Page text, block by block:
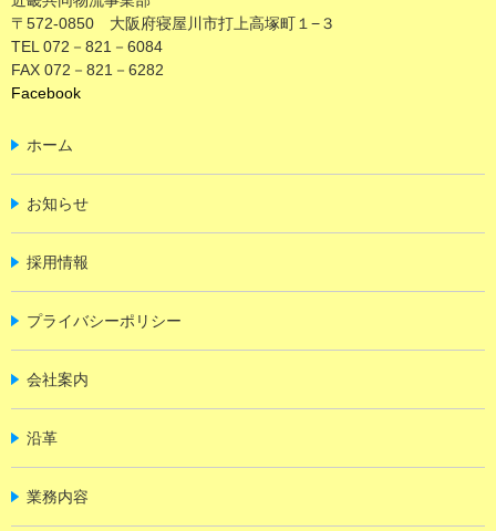
〒572-0850 大阪府寝屋川市打上高塚町１−３
TEL 072－821－6084
FAX 072－821－6282
Facebook
ホーム
お知らせ
採用情報
プライバシーポリシー
会社案内
沿革
業務内容